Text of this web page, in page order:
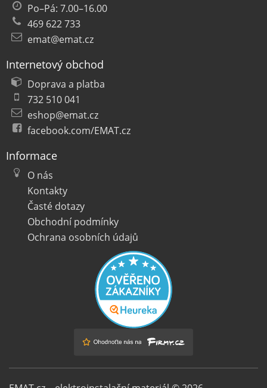
Po–Pá: 7.00–16.00
469 622 733
emat@emat.cz
Internetový obchod
Doprava a platba
732 510 041
eshop@emat.cz
facebook.com/EMAT.cz
Informace
O nás
Kontakty
Časté dotazy
Obchodní podmínky
Ochrana osobních údajů